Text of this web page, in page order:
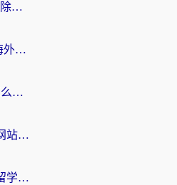
优酷手机app地域限制怎么解除？海外党亲测有效的追剧方案
全民K歌国外如何听原唱？海外党亲测有效的回国加速器选择指南
在海外如果使用交管12123怎么处理？留学生亲测有效的回国加速方案
海外看国内电视直播用什么网站比较好？一篇解决你所有追剧难题的实用指南
在国外如何打开中国网站？留学生与海外华人的无缝访问指南